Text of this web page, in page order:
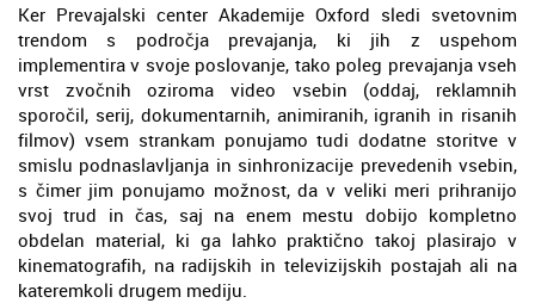
Ker Prevajalski center Akademije Oxford sledi svetovnim
trendom s področja prevajanja, ki jih z uspehom
implementira v svoje poslovanje, tako poleg prevajanja vseh
vrst zvočnih oziroma video vsebin (oddaj, reklamnih
sporočil, serij, dokumentarnih, animiranih, igranih in risanih
filmov) vsem strankam ponujamo tudi dodatne storitve v
smislu podnaslavljanja in sinhronizacije prevedenih vsebin,
s čimer jim ponujamo možnost, da v veliki meri prihranijo
svoj trud in čas, saj na enem mestu dobijo kompletno
obdelan material, ki ga lahko praktično takoj plasirajo v
kinematografih, na radijskih in televizijskih postajah ali na
kateremkoli drugem mediju.